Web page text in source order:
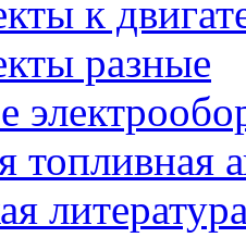
к
разные
топливная